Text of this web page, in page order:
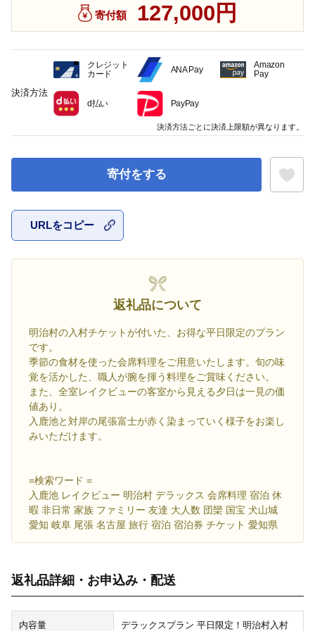
寄付額 127,000円
寄付をする
URLをコピー
返礼品について
明治村の入村チケットが付いた、お得な平日限定のプラン
です。
季節の食材を使った会席料理をご用意いたします。旬の味
覚を活かした、職人が腕を揮う料理をご賞味ください。
また、全室レイクビューの客室から見える夕日は一見の価
値あり。
入鹿池と対岸の尾張富士が赤く染まっていく様子をお楽し
みいただけます。
=検索ワード =
入鹿池 レイクビュー 明治村 デラックス 会席料理 宿泊 休
暇 非日常 家族 ファミリー 友達 大人数 団欒 国宝 犬山城
愛知 岐阜 尾張 名古屋 旅行 宿泊 宿泊券 チケット 愛知県
返礼品詳細・お申込み・配送
内容量
デラックスプラン 平日限定！明治村入村
決済方法
クレジット
カード
ANA Pay
Amazon
Pay
d払い PayPay
決済方法ごとに決済上限額が異なります。